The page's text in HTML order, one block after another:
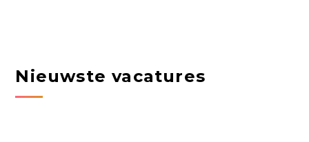
Nieuwste vacatures